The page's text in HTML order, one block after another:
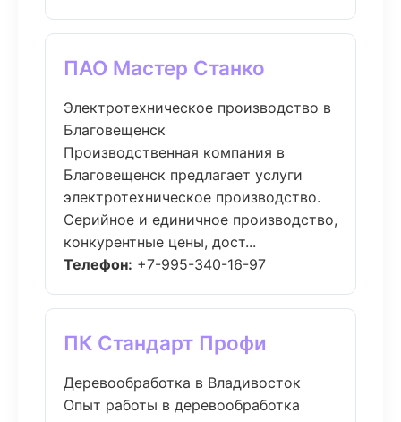
ПАО Мастер Станко
Электротехническое производство в
Благовещенск
Производственная компания в
Благовещенск предлагает услуги
электротехническое производство.
Серийное и единичное производство,
конкурентные цены, дост...
Телефон: +7-995-340-16-97
ПК Стандарт Профи
Деревообработка в Владивосток
Опыт работы в деревообработка